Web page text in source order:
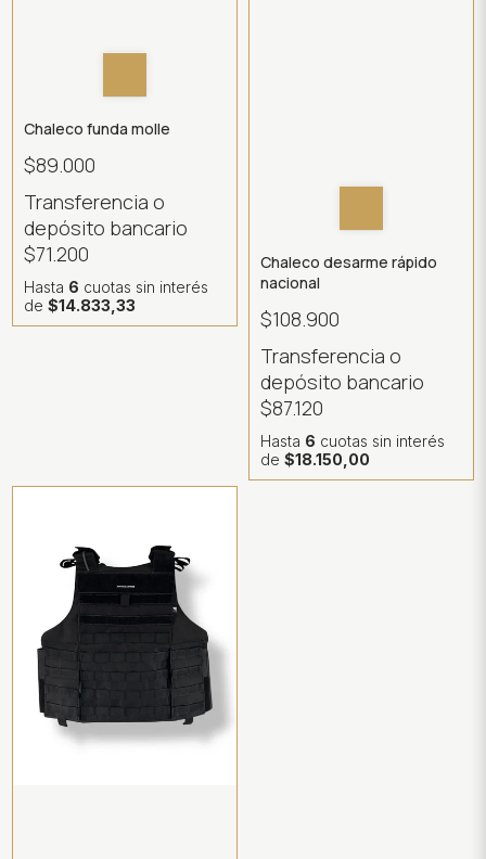
Chaleco funda molle
$89.000
Transferencia o
depósito bancario
$71.200
Hasta 6 cuotas sin interés
de$14.833,33
Chaleco desarme rápido
nacional
$108.900
Transferencia o
depósito bancario
$87.120
Hasta 6 cuotas sin interés
de $18.150,00